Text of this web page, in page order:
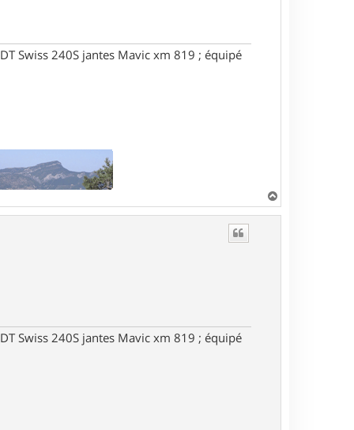
Swiss 240S jantes Mavic xm 819 ; équipé
a
Swiss 240S jantes Mavic xm 819 ; équipé